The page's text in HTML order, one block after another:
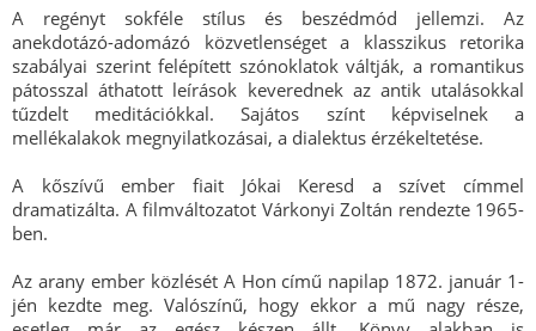
A regényt sokféle stílus és beszédmód jellemzi. Az
anekdotázó-adomázó közvetlenséget a klasszikus retorika
szabályai szerint felépített szónoklatok váltják, a romantikus
pátosszal áthatott leírások keverednek az antik utalásokkal
tűzdelt meditációkkal. Sajátos színt képviselnek a
mellékalakok megnyilatkozásai, a dialektus érzékeltetése.
A kőszívű ember fiait Jókai Keresd a szívet címmel
dramatizálta. A filmváltozatot Várkonyi Zoltán rendezte 1965-
ben.
Az arany ember közlését A Hon című napilap 1872. január 1-
jén kezdte meg. Valószínű, hogy ekkor a mű nagy része,